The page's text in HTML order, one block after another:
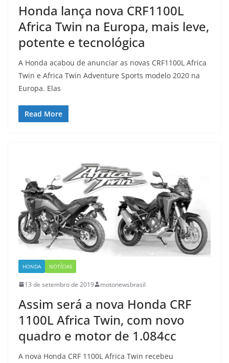
Honda lança nova CRF1100L
Africa Twin na Europa, mais leve,
potente e tecnológica
A Honda acabou de anunciar as novas CRF1100L Africa
Twin e Africa Twin Adventure Sports modelo 2020 na
Europa. Elas
Read More
HONDA NOTÍCIAS
13 de setembro de 2019 motonewsbrasil
Assim será a nova Honda CRF
1100L Africa Twin, com novo
quadro e motor de 1.084cc
A nova Honda CRF 1100L Africa Twin recebeu